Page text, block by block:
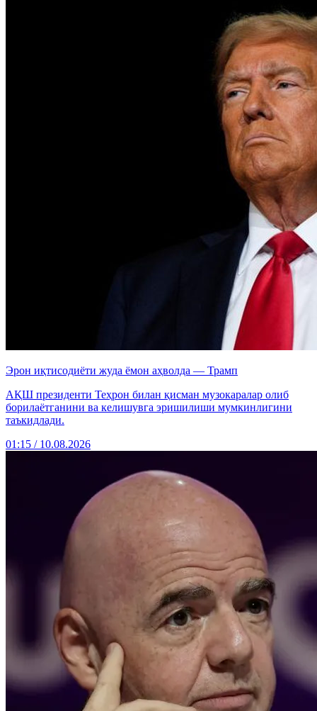
Эрон иқтисодиёти жуда ёмон аҳволда — Трамп
АҚШ президенти Теҳрон билан қисман музокаралар олиб
борилаётганини ва келишувга эришилиши мумкинлигини
таъкидлади.
01:15 / 10.08.2026